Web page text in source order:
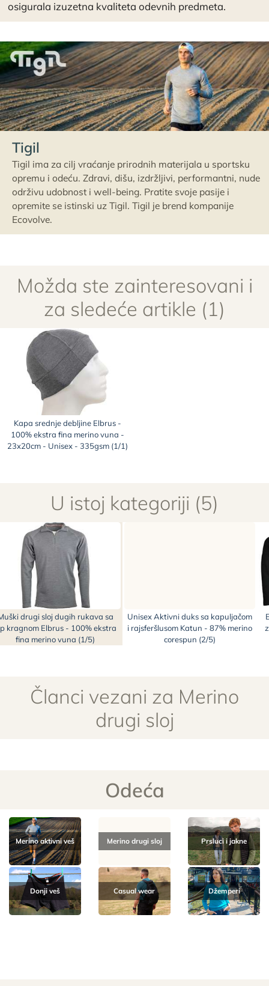
osigurala izuzetna kvaliteta odevnih predmeta.
Tigil
Tigil ima za cilj vraćanje prirodnih materijala u sportsku
opremu i odeću. Zdravi, dišu, izdržljivi, performantni, nude
održivu udobnost i well-being. Pratite svoje pasije i
opremite se istinski uz Tigil. Tigil je brend kompanije
Ecovolve.
Možda ste zainteresovani i
za sledeće artikle (1)
Kapa srednje debljine Elbrus -
100% ekstra fina merino vuna -
23x20cm - Unisex - 335gsm (1/1)
U istoj kategoriji (5)
drugi sloj dugih rukava sa
kragnom Elbrus - 100% ekstra
fina merino vuna (1/5)
Unisex Aktivni duks sa kapuljačom
i rajsferšlusom Katun - 87% merino
corespun (2/5)
Članci vezani za Merino
drugi sloj
Odeća
Merino aktivni veš Merino drugi sloj Prsluci i jakne
Donji veš Casual wear Džemperi